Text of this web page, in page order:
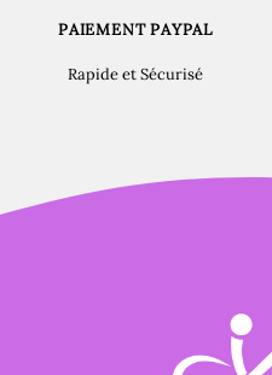
PAIEMENT PAYPAL
Rapide et Sécurisé